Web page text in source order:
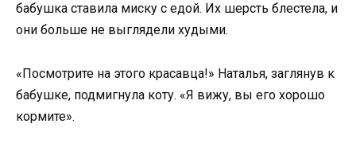
бабушка ставила миску с едой. Их шерсть блестела, и
они больше не выглядели худыми.
«Посмотрите на этого красавца!» Наталья, заглянув к
бабушке, подмигнула коту. «Я вижу, вы его хорошо
кормите».